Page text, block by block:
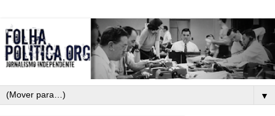
▼